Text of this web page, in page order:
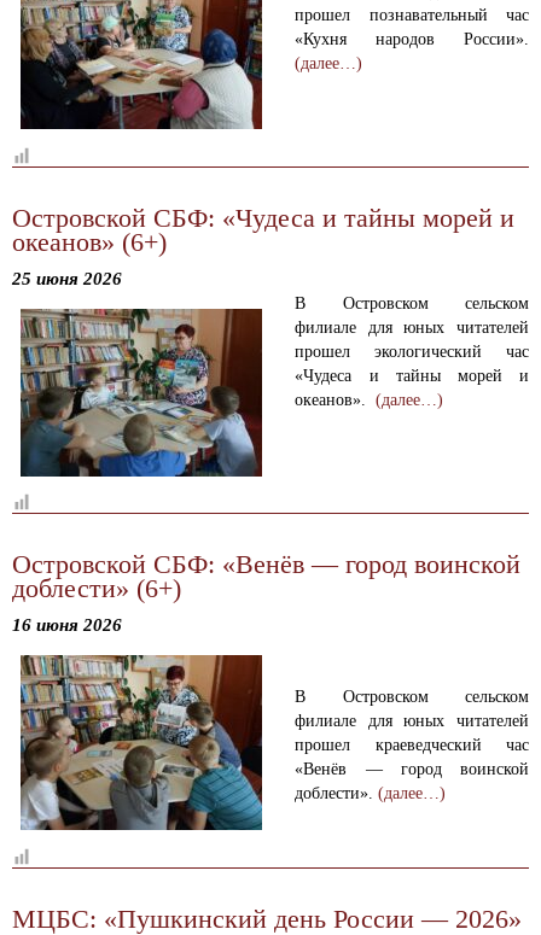
прошел познавательный час
«Кухня народов России».
(далее…)
Островской СБФ: «Чудеса и тайны морей и
океанов» (6+)
25 июня 2026
В Островском сельском
филиале для юных читателей
прошел экологический час
«Чудеса и тайны морей и
океанов».(далее…)
Островской СБФ: «Венёв — город воинской
доблести» (6+)
16 июня 2026
В Островском сельском
филиале для юных читателей
прошел краеведческий час
«Венёв — город воинской
доблести».(далее…)
МЦБС: «Пушкинский день России — 2026»